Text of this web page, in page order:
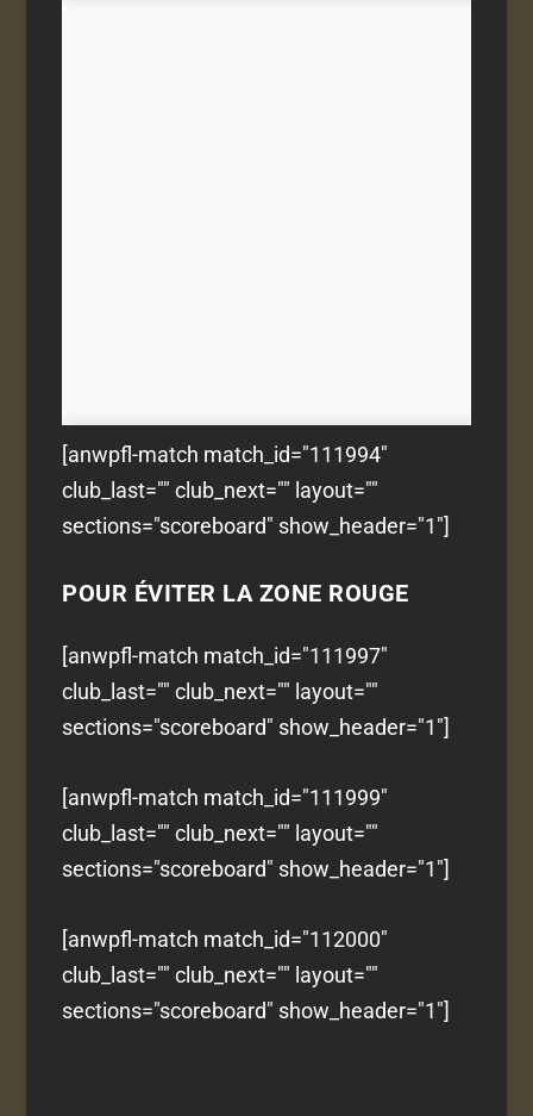
[anwpfl-match match_id="111994"
club_last="" club_next="" layout=""
sections="scoreboard" show_header="1"]
POUR ÉVITER LA ZONE ROUGE
[anwpfl-match match_id="111997"
club_last="" club_next="" layout=""
sections="scoreboard" show_header="1"]
[anwpfl-match match_id="111999"
club_last="" club_next="" layout=""
sections="scoreboard" show_header="1"]
[anwpfl-match match_id="112000"
club_last="" club_next="" layout=""
sections="scoreboard" show_header="1"]